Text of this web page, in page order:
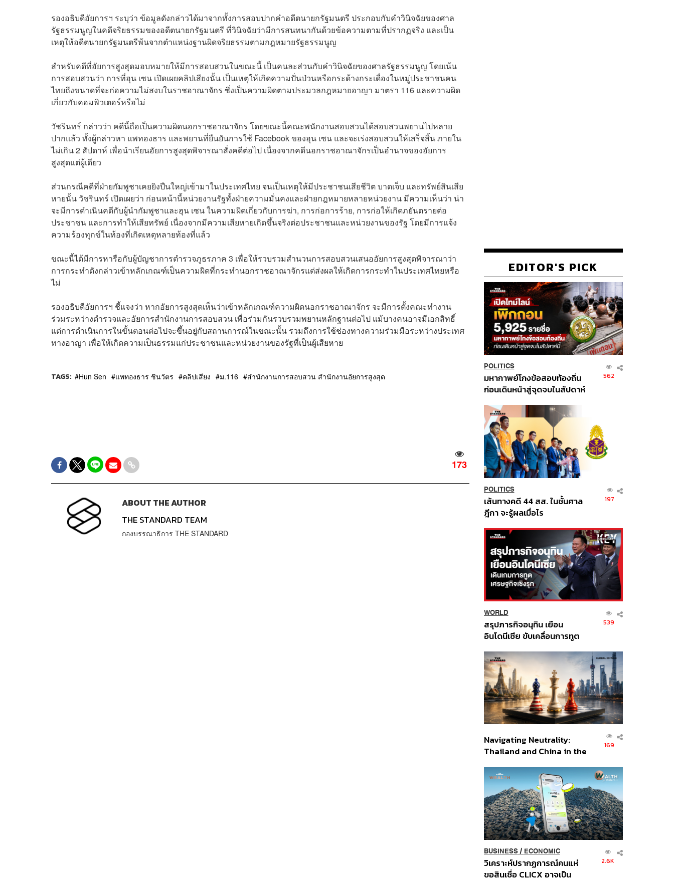
รองอธิบดีอัยการฯ ระบุว่า ข้อมูลดังกล่าวได้มาจากทั้งการสอบปากคำอดีตนายกรัฐมนตรี ประกอบกับคำวินิจฉัยของศาล
รัฐธรรมนูญในคดีจริยธรรมของอดีตนายกรัฐมนตรี ที่วินิจฉัยว่ามีการสนทนากันด้วยข้อความตามที่ปรากฏจริง และเป็น
เหตุให้อดีตนายกรัฐมนตรีพ้นจากตำแหน่งฐานผิดจริยธรรมตามกฎหมายรัฐธรรมนูญ
สำหรับคดีที่อัยการสูงสุดมอบหมายให้มีการสอบสวนในขณะนี้ เป็นคนละส่วนกับคำวินิจฉัยของศาลรัฐธรรมนูญ โดยเน้น
การสอบสวนว่า การที่ฮุน เซน เปิดเผยคลิปเสียงนั้น เป็นเหตุให้เกิดความปั่นป่วนหรือกระด้างกระเดื่องในหมู่ประชาชนคน
ไทยถึงขนาดที่จะก่อความไม่สงบในราชอาณาจักร ซึ่งเป็นความผิดตามประมวลกฎหมายอาญา มาตรา 116 และความผิด
เกี่ยวกับคอมพิวเตอร์หรือไม่
วัชรินทร์ กล่าวว่า คดีนี้ถือเป็นความผิดนอกราชอาณาจักร โดยขณะนี้คณะพนักงานสอบสวนได้สอบสวนพยานไปหลาย
ปากแล้ว ทั้งผู้กล่าวหา แพทองธาร และพยานที่ยืนยันการใช้ Facebook ของฮุน เซน และจะเร่งสอบสวนให้เสร็จสิ้น ภายใน
ไม่เกิน 2 สัปดาห์ เพื่อนำเรียนอัยการสูงสุดพิจารณาสั่งคดีต่อไป เนื่องจากคดีนอกราชอาณาจักรเป็นอำนาจของอัยการ
สูงสุดแต่ผู้เดียว
ส่วนกรณีคดีที่ฝ่ายกัมพูชาเคยยิงปืนใหญ่เข้ามาในประเทศไทย จนเป็นเหตุให้มีประชาชนเสียชีวิต บาดเจ็บ และทรัพย์สินเสีย
หายนั้น วัชรินทร์ เปิดเผยว่า ก่อนหน้านี้หน่วยงานรัฐทั้งฝ่ายความมั่นคงและฝ่ายกฎหมายหลายหน่วยงาน มีความเห็นว่า น่า
จะมีการดำเนินคดีกับผู้นำกัมพูชาและฮุน เซน ในความผิดเกี่ยวกับการฆ่า, การก่อการร้าย, การก่อให้เกิดภยันตรายต่อ
ประชาชน และการทำให้เสียทรัพย์ เนื่องจากมีความเสียหายเกิดขึ้นจริงต่อประชาชนและหน่วยงานของรัฐ โดยมีการแจ้ง
ความร้องทุกข์ในท้องที่เกิดเหตุหลายท้องที่แล้ว
ขณะนี้ได้มีการหารือกับผู้บัญชาการตำรวจภูธรภาค 3 เพื่อให้รวบรวมสำนวนการสอบสวนเสนออัยการสูงสุดพิจารณาว่า
การกระทำดังกล่าวเข้าหลักเกณฑ์เป็นความผิดที่กระทำนอกราชอาณาจักรแต่ส่งผลให้เกิดการกระทำในประเทศไทยหรือ
ไม่
รองอธิบดีอัยการฯ ชี้แจงว่า หากอัยการสูงสุดเห็นว่าเข้าหลักเกณฑ์ความผิดนอกราชอาณาจักร จะมีการตั้งคณะทำงาน
ร่วมระหว่างตำรวจและอัยการสำนักงานการสอบสวน เพื่อร่วมกันรวบรวมพยานหลักฐานต่อไป แม้บางคนอาจมีเอกสิทธิ์
แต่การดำเนินการในขั้นตอนต่อไปจะขึ้นอยู่กับสถานการณ์ในขณะนั้น รวมถึงการใช้ช่องทางความร่วมมือระหว่างประเทศ
ทางอาญา เพื่อให้เกิดความเป็นธรรมแก่ประชาชนและหน่วยงานของรัฐที่เป็นผู้เสียหาย
TAGS: Hun Sen แพทองธาร ชินวัตร คลิปเสียง ม.116 สำนักงานการสอบสวน สำนักงานอัยการสูงสุด
173
ABOUT THE AUTHOR
THE STANDARD TEAM
กองบรรณาธิการ THE STANDARD
EDITOR'S PICK
POLITICS
มหากาพย์โกงข้อสอบท้องถิ่น
ก่อนเดินหน้าสู่จุดจบในสัปดาห์
562
POLITICS
เส้นทางคดี 44 สส. ในชั้นศาล
ฎีกา จะรู้ผลเมื่อไร
197
WORLD
สรุปภารกิจอนุทิน เยือน
อินโดนีเซีย ขับเคลื่อนการทูต
ส่วนยุทธศาสตร์ไทย –
อินโดนีเซีย
539
Navigating Neutrality:
Thailand and China in the
Order
169
BUSINESS/ ECONOMIC
วิเคราะห์ปรากฏการณ์คนแห่
ขอสินเชื่อ CLICX อาจเป็น
2.6K